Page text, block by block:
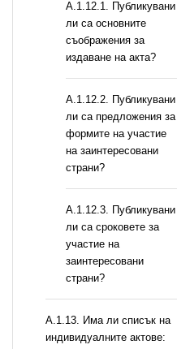
А.1.12.1. Публикувани
ли са основните
съображения за
издаване на акта?
А.1.12.2. Публикувани
ли са предложения за
формите на участие
на заинтересовани
страни?
А.1.12.3. Публикувани
ли са сроковете за
участие на
заинтересовани
страни?
А.1.13. Има ли списък на
индивидуалните актове: